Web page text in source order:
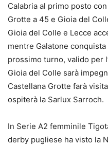
Calabria al primo posto
Grotte a 45 e Gioia del
Gioia del Colle e Lecce
mentre Galatone
prossimo turno, valido per
Gioia del Colle sarà
Castellana Grotte farà
ospiterà la Sarlux Sarroch.
In Serie A2 femminile
derby pugliese ha visto la